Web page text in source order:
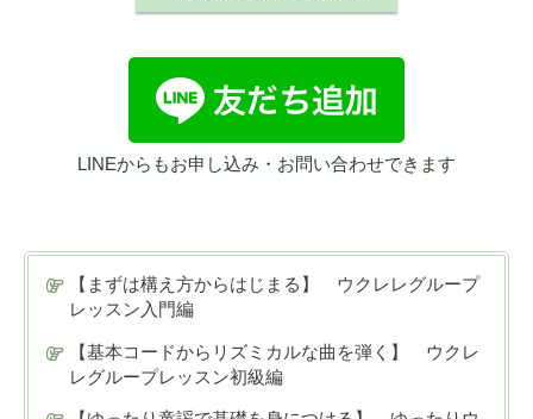
LINEからもお申し込み・お問い合わせできます
【まずは構え方からはじまる】 ウクレレグループ
レッスン入門編
【基本コードからリズミカルな曲を弾く】 ウクレ
レグループレッスン初級編